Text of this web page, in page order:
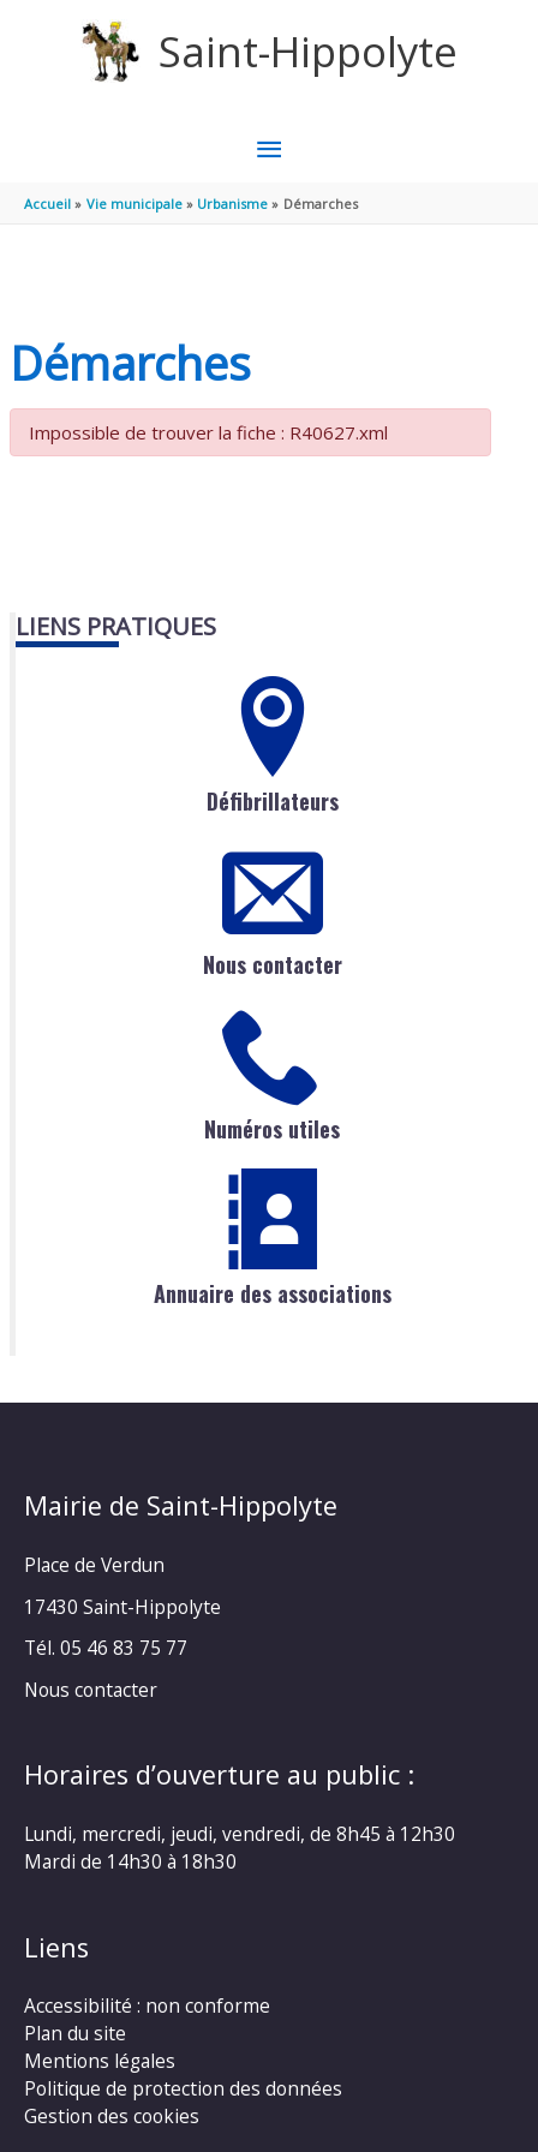
Saint-Hippolyte
MENU
PRINCIPAL
Accueil Vie municipale Urbanisme Démarches
Démarches
Impossible de trouver la fiche : R40627.xml
LIENS PRATIQUES
Défibrillateurs
Nous contacter
Numéros utiles
Annuaire des associations
Mairie de Saint-Hippolyte
Place de Verdun
17430 Saint-Hippolyte
Tél. 05 46 83 75 77
Nous contacter
Horaires d’ouverture au public :
Lundi, mercredi, jeudi, vendredi, de 8h45 à 12h30
Mardi de 14h30 à 18h30
Liens
Accessibilité : non conforme
Plan du site
Mentions légales
Politique de protection des données
Gestion des cookies